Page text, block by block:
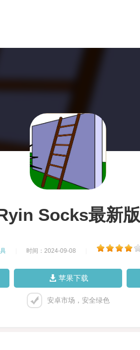
Socks最新版
时间：2024-09-08
苹果下载
安卓市场，安全绿色